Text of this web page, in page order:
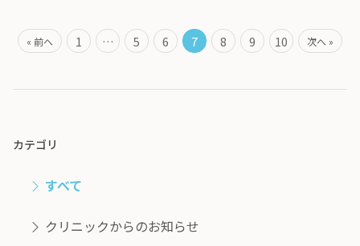
« 前へ 1 … 5 6 7 8 9 10 次へ »
カテゴリ
すべて
クリニックからのお知らせ